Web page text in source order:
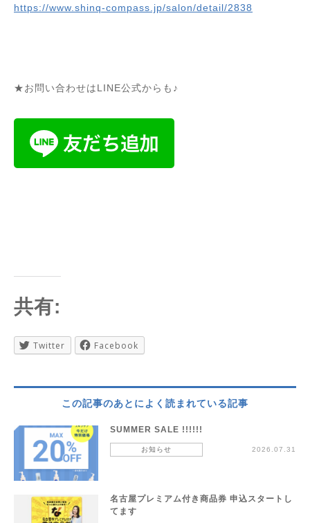
https://www.shinq-compass.jp/salon/detail/2838
★お問い合わせはLINE公式からも♪
共有:
Twitter Facebook
この記事のあとによく読まれている記事
SUMMER SALE !!!!!!
お知らせ 2026.07.31
名古屋プレミアム付き商品券 申込スタートし
てます